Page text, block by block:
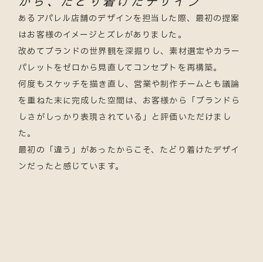
あるアパレル店舗のデザインを担当した際、最初の提案
はお客様のイメージとズレがありました。
改めてブランドの世界観を深掘りし、素材選定やカラー
パレットをゼロから見直してコンセプトを再構築。
何度もスケッチを描き直し、営業や制作チームとも議論
を重ねた末に完成した空間は、お客様から「ブランドら
しさがしっかり表現されている」と評価いただけまし
た。
最初の「違う」があったからこそ、たどり着けたデザイ
ンだったと感じています。